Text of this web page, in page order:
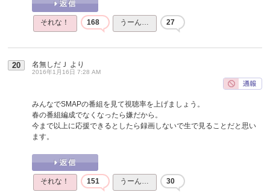
それな！ 168 うーん… 27
20 名無しだＪ より
2016年1月16日 7:28 AM
みんなでSMAPの番組を見て視聴率を上げましょう。
春の番組編成でなくなったら嫌だから。
今まで以上に応援できるとしたら録画しないで生で見ることだと思い
ます。
それな！ 151 うーん… 30